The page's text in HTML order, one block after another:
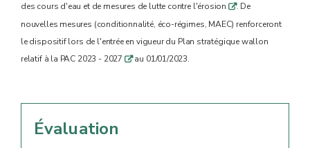
des cours d'eau et de mesures de lutte contre l'érosion q. De
nouvelles mesures (conditionnalité, éco-régimes, MAEC) renforceront
le dispositif lors de l'entrée en vigueur du Plan stratégique wallon
relatif à la PAC 2023 - 2027 qau 01/01/2023.
Évaluation